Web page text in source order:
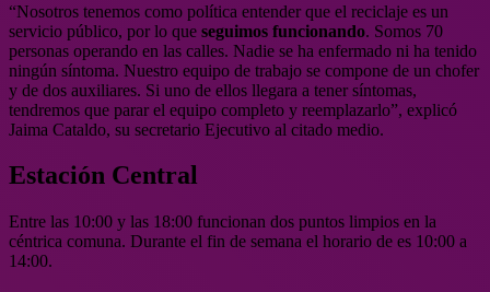
“Nosotros tenemos como política entender que el reciclaje es un
servicio público, por lo que seguimos funcionando. Somos 70
personas operando en las calles. Nadie se ha enfermado ni ha tenido
ningún síntoma. Nuestro equipo de trabajo se compone de un chofer
y de dos auxiliares. Si uno de ellos llegara a tener síntomas,
tendremos que parar el equipo completo y reemplazarlo”, explicó
Jaima Cataldo, su secretario Ejecutivo al citado medio.
Estación Central
Entre las 10:00 y las 18:00 funcionan dos puntos limpios en la
céntrica comuna. Durante el fin de semana el horario de es 10:00 a
14:00.